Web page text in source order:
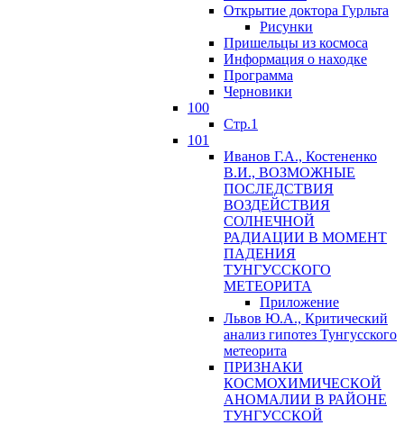
Открытие доктора Гурльта
Рисунки
Пришельцы из космоса
Информация о находке
Программа
Черновики
100
Стр.1
101
Иванов Г.А., Костененко
В.И., ВОЗМОЖНЫЕ
ПОСЛЕДСТВИЯ
ВОЗДЕЙСТВИЯ
СОЛНЕЧНОЙ
РАДИАЦИИ В МОМЕНТ
ПАДЕНИЯ
ТУНГУССКОГО
MЕТЕОРИТА
Приложение
Львов Ю.A., Критический
анализ гипотез Тунгусского
метеорита
ПРИЗНАКИ
КОСМОХИМИЧЕСКОЙ
АНОМАЛИИ В РАЙОНЕ
ТУНГУССКОЙ